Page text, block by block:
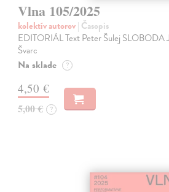
Vlna 105/2025
kolektív autorov| Časopis
EDITORIÁL Text Peter Šulej SLOBODA
Švarc
Na sklade ?
4,50 €
5,00 € ?